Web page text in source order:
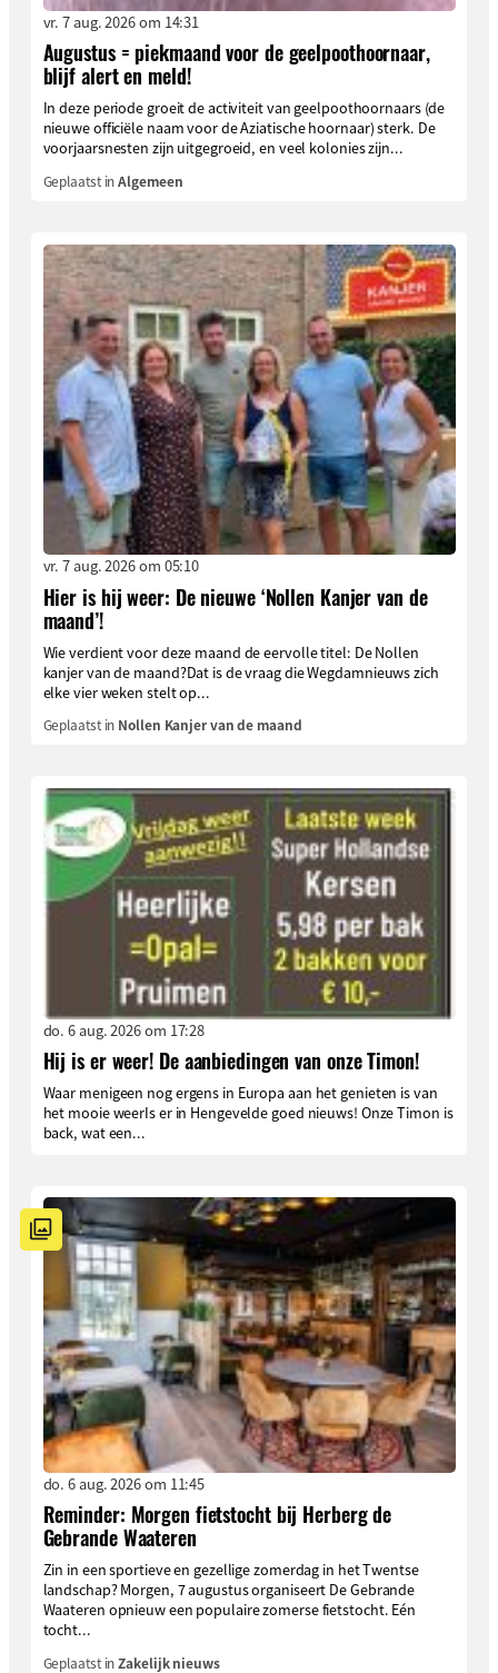
vr. 7 aug. 2026 om 14:31
Augustus = piekmaand voor de geelpoothoornaar,
blijf alert en meld!
In deze periode groeit de activiteit van geelpoothoornaars (de
nieuwe officiële naam voor de Aziatische hoornaar) sterk. De
voorjaarsnesten zijn uitgegroeid, en veel kolonies zijn...
Geplaatst inAlgemeen
vr. 7 aug. 2026 om 05:10
Hier is hij weer: De nieuwe ‘Nollen Kanjer van de
maand’!
Wie verdient voor deze maand de eervolle titel: De Nollen
kanjer van de maand?Dat is de vraag die Wegdamnieuws zich
elke vier weken stelt op...
Geplaatst in Nollen Kanjer van de maand
do. 6 aug. 2026 om 17:28
Hij is er weer! De aanbiedingen van onze Timon!
Waar menigeen nog ergens in Europa aan het genieten is van
het mooie weerIs er in Hengevelde goed nieuws! Onze Timon is
back, wat een...
do. 6 aug. 2026 om 11:45
Reminder: Morgen fietstocht bij Herberg de
Gebrande Waateren
Zin in een sportieve en gezellige zomerdag in het Twentse
landschap? Morgen, 7 augustus organiseert De Gebrande
Waateren opnieuw een populaire zomerse fietstocht. Eén
tocht...
Geplaatst inZakelijk nieuws